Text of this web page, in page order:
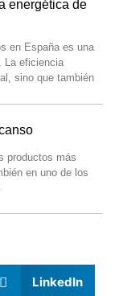
energética de
en España es una
La eficiencia
sino que también
productos más
en uno de los
LinkedIn